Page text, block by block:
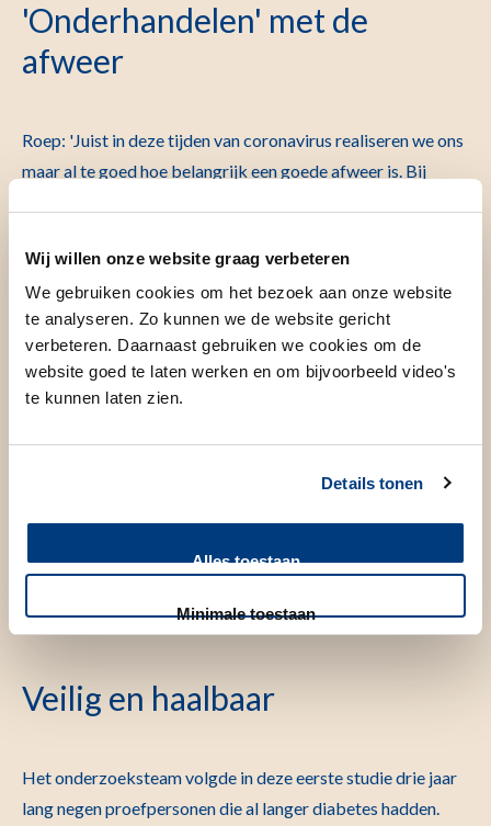
Wij willen onze website graag verbeteren
We gebruiken cookies om het bezoek aan onze website
te analyseren. Zo kunnen we de website gericht
verbeteren. Daarnaast gebruiken we cookies om de
website goed te laten werken en om bijvoorbeeld video's
te kunnen laten zien.
Details tonen
Alles toestaan
Minimale toestaan
'Onderhandelen' met de
afweer
Roep: 'Juist in deze tijden van coronavirus realiseren we ons
maar al te goed hoe belangrijk een goede afweer is. Bij
klinische studie die nu wordt afgerond, hebben we daarom
vitamine D3 gebruikt om met het afweersysteem te
‘onderhandelen’ in plaats van het plat te bombarderen. Dit
helpt ons om beter te begrijpen hoe de afweerreactie bij
diabetes type 1 gestopt kan worden en hoe we dit kunnen
vervolgstudie, en zetten daarmee een belangrijke stap op
Uniek aan de studie is dat het afweersysteem niet wordt
platgelegd, wat de gangbare therapie is bij andere auto-
'geleerd' wordt hoe het wel zou moeten.
Veilig en haalbaar
Het onderzoeksteam volgde in deze eerste studie drie jaar
lang negen proefpersonen die al langer diabetes hadden.